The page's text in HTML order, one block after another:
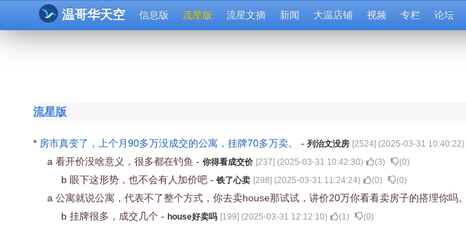
温哥华天空 信息版 流星版 流星文摘 新闻 大温店铺 视频 专栏 论坛
流星版
* 房市真变了，上个月90多万没成交的公寓，挂牌70多万卖。 - 列治文没房 [2524] (2025-03-31 10:40:22)
a 看开价没啥意义，很多都在钓鱼 - 你得看成交价 [237] (2025-03-31 10:42:30) (3) (0)
b 眼下这形势，也不会有人加价吧 - 铁了心卖 [298] (2025-03-31 11:24:24) (0) (0)
a 公寓就说公寓，代表不了整个方式，你去卖house那试试，讲价20万你看看卖房子的搭理你吗。
b 挂牌很多，成交几个 - house好卖吗 [199] (2025-03-31 12:12:10) (1) (0)